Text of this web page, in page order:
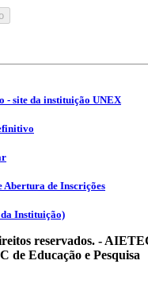
- site da instituição UNEX
de Inscrições
Instituição)
reservados. -
de Educação e Pesquisa